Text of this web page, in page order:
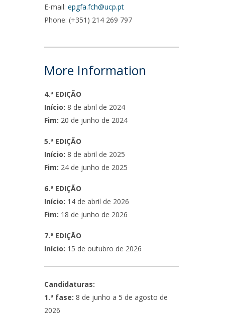
E-mail:epgfa.fch@ucp.pt
Phone: (+351) 214 269 797
More Information
4.ª EDIÇÃO
Início: 8 de abril de 2024
Fim: 20 de junho de 2024
5.ª EDIÇÃO
Início: 8 de abril de 2025
Fim: 24 de junho de 2025
6.ª EDIÇÃO
Início: 14 de abril de 2026
Fim: 18 de junho de 2026
7.ª EDIÇÃO
Início: 15 de outubro de 2026
Candidaturas:
1.ª fase:8 de junho a 5 de agosto de
2026